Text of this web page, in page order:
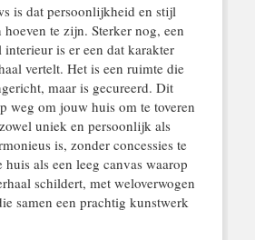
is dat persoonlijkheid en stijl
hoeven te zijn. Sterker nog, een
is er een dat karakter
vertelt. Het is een ruimte die
maar is gecureerd. Dit
weg om jouw huis om te toveren
uniek en persoonlijk als
is, zonder concessies te
huis als een leeg canvas waarop
schildert, met weloverwogen
samen een prachtig kunstwerk